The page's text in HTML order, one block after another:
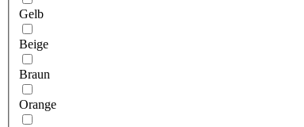
Gelb
Beige
Braun
Orange